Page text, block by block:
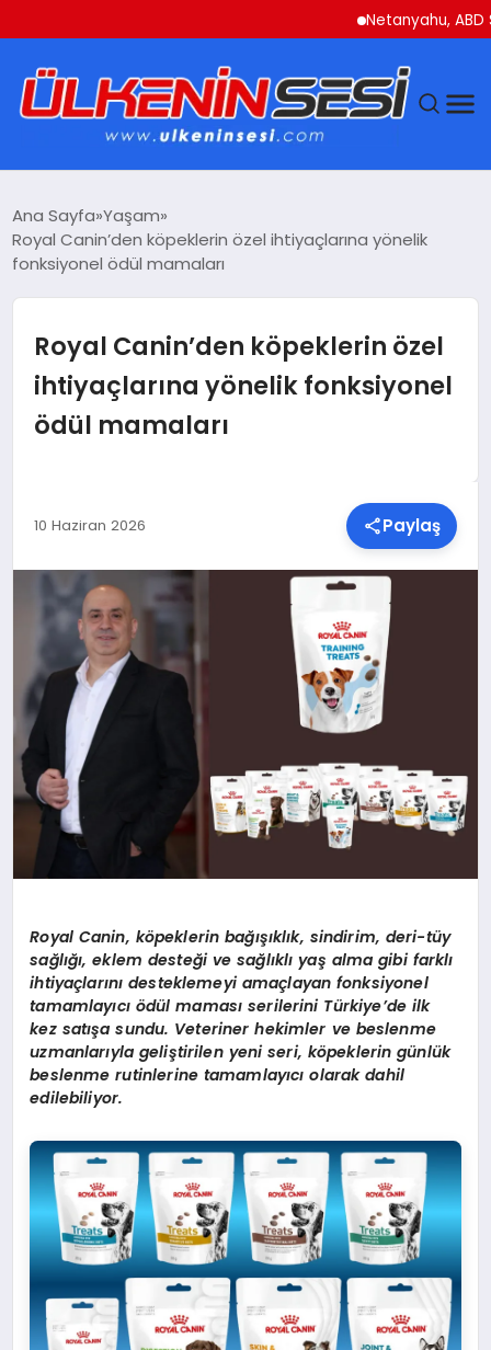
Netanyahu, ABD
EKONOMI
MAGAZIN
SAĞLIK
TEKNOLOJI
YAŞAM
MALATYA HABERLERI
Ana Sayfa Yaşam
Royal Canin’den köpeklerin özel ihtiyaçlarına yönelik
fonksiyonel ödül mamaları
Royal Canin’den köpeklerin özel
ihtiyaçlarına yönelik fonksiyonel
ödül mamaları
10 Haziran 2026 Paylaş
Royal Canin, köpeklerin bağışıklık, sindirim, deri-tüy
sağlığı, eklem desteği ve sağlıklı yaş alma gibi farklı
ihtiyaçlarını desteklemeyi amaçlayan fonksiyonel
tamamlayıcı ödül maması serilerini Türkiye’de ilk
kez satışa sundu. Veteriner hekimler ve beslenme
uzmanlarıyla geliştirilen yeni seri, köpeklerin günlük
beslenme rutinlerine tamamlayıcı olarak dahil
edilebiliyor.